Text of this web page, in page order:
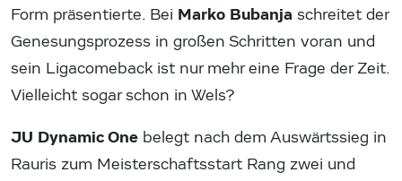
Form präsentierte. Bei Marko Bubanja schreitet der
Genesungsprozess in großen Schritten voran und
sein Ligacomeback ist nur mehr eine Frage der Zeit.
Vielleicht sogar schon in Wels?
JU Dynamic One belegt nach dem Auswärtssieg in
Rauris zum Meisterschaftsstart Rang zwei und